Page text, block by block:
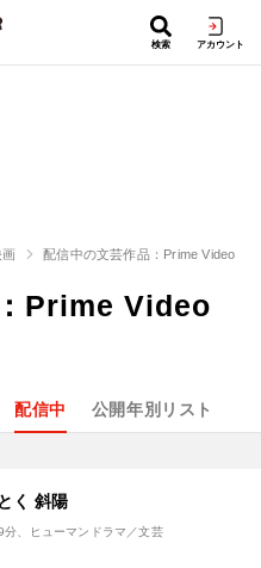
検索 アカウント
配信中の文芸作品：Prime Video
Prime Video
配信中 公開年別リスト
く 斜陽
分、ヒューマンドラマ／文芸